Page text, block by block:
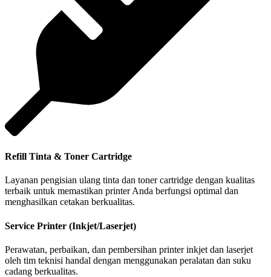
Refill Tinta & Toner Cartridge
Layanan pengisian ulang tinta dan toner cartridge dengan kualitas
terbaik untuk memastikan printer Anda berfungsi optimal dan
menghasilkan cetakan berkualitas.
Service Printer (Inkjet/Laserjet)
Perawatan, perbaikan, dan pembersihan printer inkjet dan laserjet
oleh tim teknisi handal dengan menggunakan peralatan dan suku
cadang berkualitas.